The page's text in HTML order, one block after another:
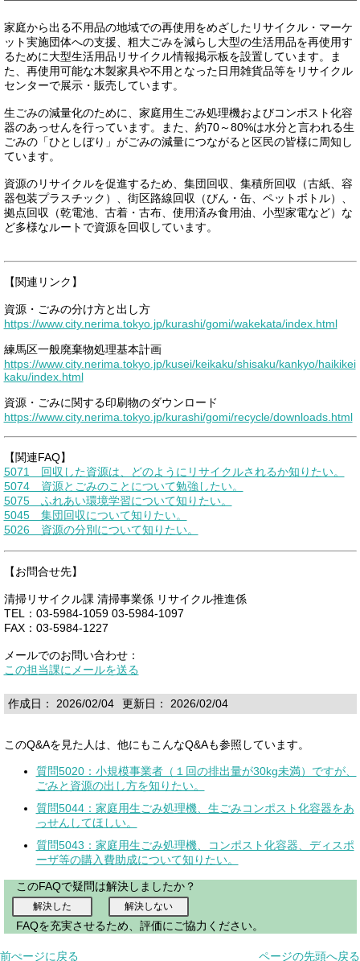
家庭から出る不用品の地域での再使用をめざしたリサイクル・マーケ
ット実施団体への支援、粗大ごみを減らし大型の生活用品を再使用す
るために大型生活用品リサイクル情報掲示板を設置しています。ま
た、再使用可能な木製家具や不用となった日用雑貨品等をリサイクル
センターで展示・販売しています。
生ごみの減量化のために、家庭用生ごみ処理機およびコンポスト化容
器のあっせんを行っています。また、約70～80%は水分と言われる生
ごみの「ひとしぼり」がごみの減量につながると区民の皆様に周知し
ています。
資源のリサイクルを促進するため、集団回収、集積所回収（古紙、容
器包装プラスチック）、街区路線回収（びん・缶、ペットボトル）、
拠点回収（乾電池、古着・古布、使用済み食用油、小型家電など）な
ど多様なルートで資源を回収しています。
【関連リンク】
資源・ごみの分け方と出し方
https://www.city.nerima.tokyo.jp/kurashi/gomi/wakekata/index.html
練馬区一般廃棄物処理基本計画
https://www.city.nerima.tokyo.jp/kusei/keikaku/shisaku/kankyo/haikikei
kaku/index.html
資源・ごみに関する印刷物のダウンロード
https://www.city.nerima.tokyo.jp/kurashi/gomi/recycle/downloads.html
【関連FAQ】
5071 回収した資源は、どのようにリサイクルされるか知りたい。
5074 資源とごみのことについて勉強したい。
5075 ふれあい環境学習について知りたい。
5045 集団回収について知りたい。
5026 資源の分別について知りたい。
【お問合せ先】
清掃リサイクル課 清掃事業係 リサイクル推進係
TEL：03-5984-1059 03-5984-1097
FAX：03-5984-1227
メールでのお問い合わせ：
この担当課にメールを送る
作成日： 2026/02/04 更新日： 2026/02/04
このQ&Aを見た人は、他にもこんなQ&Aも参照しています。
質問5020：小規模事業者（１回の排出量が30kg未満）ですが、
ごみと資源の出し方を知りたい。
質問5044：家庭用生ごみ処理機、生ごみコンポスト化容器をあ
っせんしてほしい。
質問5043：家庭用生ごみ処理機、コンポスト化容器、ディスポ
ーザ等の購入費助成について知りたい。
このFAQで疑問は解決しましたか？
FAQを充実させるため、評価にご協力ください。
前ぺージに戻る ページの先頭へ戻る